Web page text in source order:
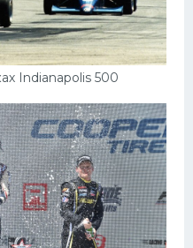
Indianapolis 500